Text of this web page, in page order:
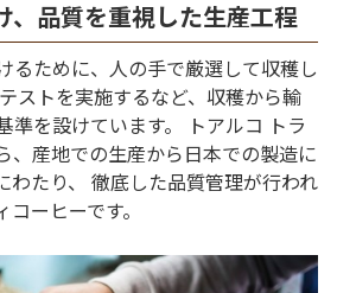
、品質を重視した生産工程
るために、人の手で厳選して収穫し
ストを実施するなど、収穫から輸
準を設けています。 トアルコ トラ
、産地での生産から日本での製造に
わたり、 徹底した品質管理が行われ
ーヒーです。